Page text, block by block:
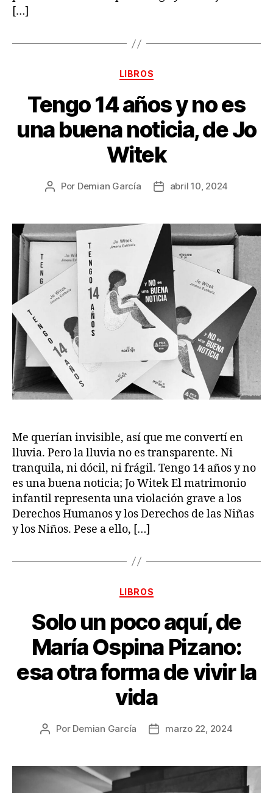
[…]
Categorías
LIBROS
Tengo 14 años y no es
una buena noticia, de Jo
Witek
Autor
publicación
Por Demian García
Fecha
publicación
abril 10, 2024
Me querían invisible, así que me convertí en
lluvia. Pero la lluvia no es transparente. Ni
tranquila, ni dócil, ni frágil. Tengo 14 años y no
es una buena noticia; Jo Witek El matrimonio
infantil representa una violación grave a los
Derechos Humanos y los Derechos de las Niñas
y los Niños. Pese a ello, […]
Categorías
LIBROS
Solo un poco aquí, de
María Ospina Pizano:
esa otra forma de vivir la
vida
Autor
publicación
Por Demian García
Fecha
publicación
marzo 22, 2024